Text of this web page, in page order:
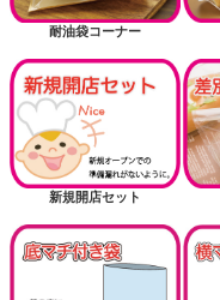
耐油袋コーナー
新規開店セット